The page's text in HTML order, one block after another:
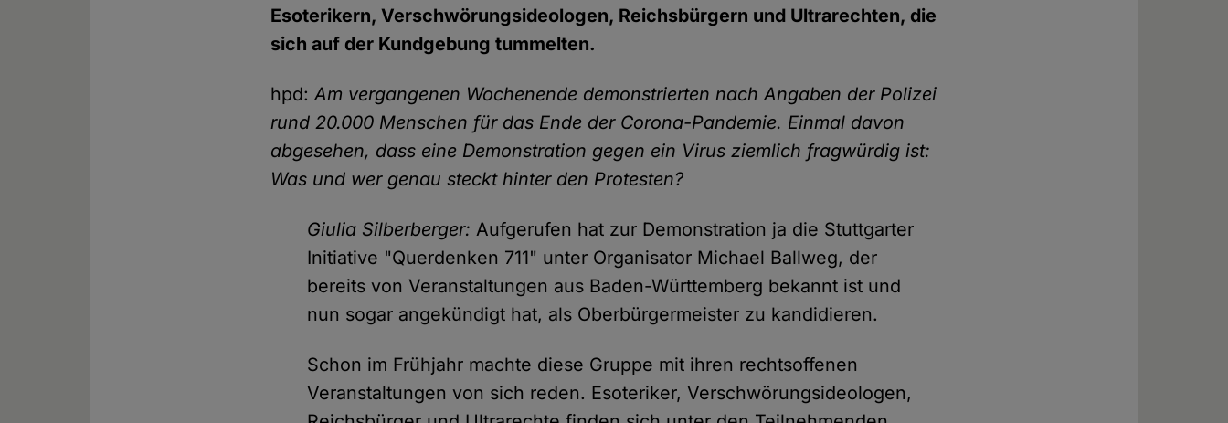
Esoterikern, Verschwörungsideologen, Reichsbürgern und Ultrarechten, die
sich auf der Kundgebung tummelten.
hpd:Am vergangenen Wochenende demonstrierten nach Angaben der Polizei
rund 20.000 Menschen für das Ende der Corona-Pandemie. Einmal davon
abgesehen, dass eine Demonstration gegen ein Virus ziemlich fragwürdig ist:
Was und wer genau steckt hinter den Protesten?
Giulia Silberberger: Aufgerufen hat zur Demonstration ja die Stuttgarter
Initiative "Querdenken 711" unter Organisator Michael Ballweg, der
bereits von Veranstaltungen aus Baden-Württemberg bekannt ist und
nun sogar angekündigt hat, als Oberbürgermeister zu kandidieren.
Schon im Frühjahr machte diese Gruppe mit ihren rechtsoffenen
Veranstaltungen von sich reden. Esoteriker, Verschwörungsideologen,